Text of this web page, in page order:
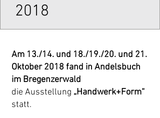
2018
Am 13./14. und 18./19./20. und 21.
Oktober 2018 fand in Andelsbuch
im Bregenzerwald
die Ausstellung „Handwerk+Form“
statt.